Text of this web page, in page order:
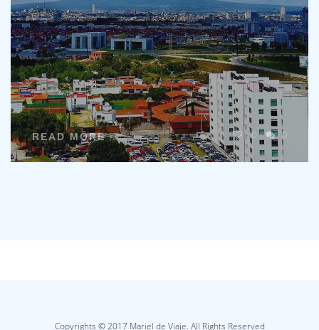
READ MORE 0 0
Copyrights © 2017 Mariel de Viaje. All Rights Reserved